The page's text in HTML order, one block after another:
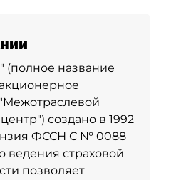
название
создано в 1992
ФССН С № 0088
ведения страховой
позволяет